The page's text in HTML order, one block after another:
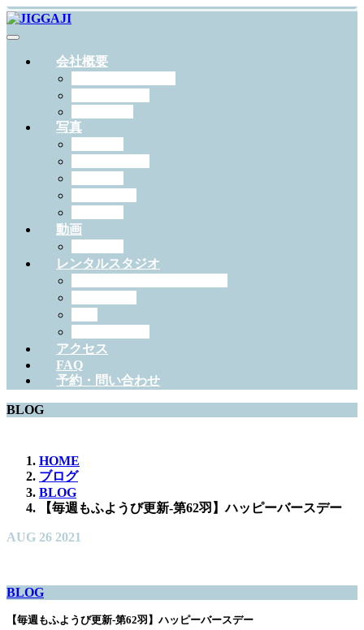
会社概要
写真
動画
レンタルスタジオ
アクセス
FAQ
予約・問い合わせ
BLOG
HOME
ブログ
BLOG
【毎週もふようび更新-第62羽】ハッピーバースデー
AUG 26 2021
BLOG
【毎週もふようび更新-第62羽】ハッピーバースデー